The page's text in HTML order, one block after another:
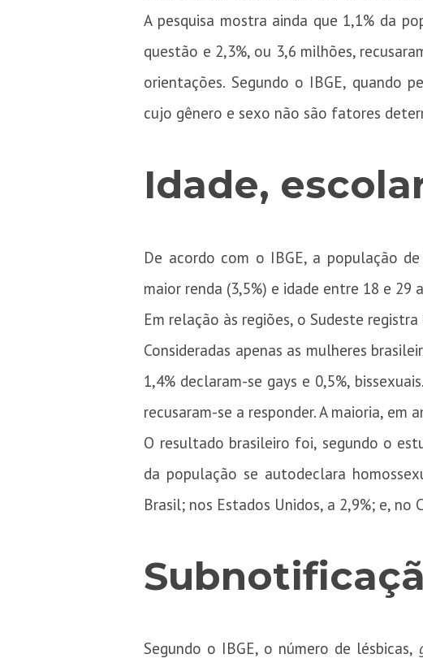
A pesquisa mostra ainda que 1,1% da
questão e 2,3%, ou 3,6 milhões,
orientações. Segundo o IBGE, quando
cujo gênero e sexo não são fatores
Idade,
De acordo com o IBGE, a população
maior renda (3,5%) e idade entre 18 e 29
Em relação às regiões, o Sudeste
Consideradas apenas as mulheres
1,4% declaram-se gays e 0,5%,
recusaram-se a responder. A maioria, em
O resultado brasileiro foi, segundo o
da população se autodeclara
Brasil; nos Estados Unidos, a 2,9%; e, no
Segundo o IBGE, o número de lésbicas,